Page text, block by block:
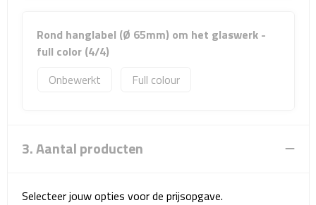
Schoenentassen
Fietstassen
Strandtassen
Rond hanglabel (Ø 65mm) om het glaswerk -
full color (4/4)
Onbewerkt
Full colour
3. Aantal producten
Selecteer jouw opties voor de prijsopgave.